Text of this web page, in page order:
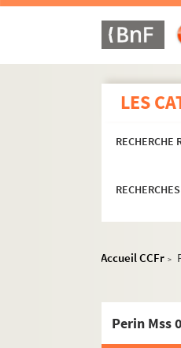
LES
RECHERCHE
Accueil CCFr >